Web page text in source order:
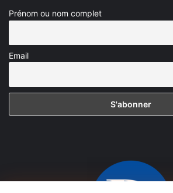
Prénom ou nom complet
Email